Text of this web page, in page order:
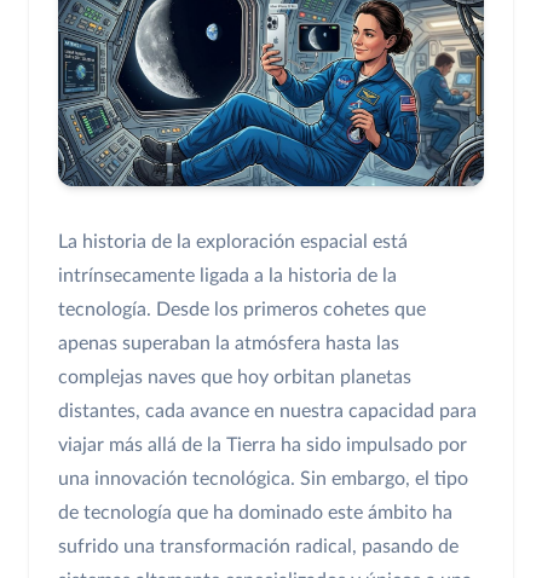
La historia de la exploración espacial está
intrínsecamente ligada a la historia de la
tecnología. Desde los primeros cohetes que
apenas superaban la atmósfera hasta las
complejas naves que hoy orbitan planetas
distantes, cada avance en nuestra capacidad para
viajar más allá de la Tierra ha sido impulsado por
una innovación tecnológica. Sin embargo, el tipo
de tecnología que ha dominado este ámbito ha
sufrido una transformación radical, pasando de